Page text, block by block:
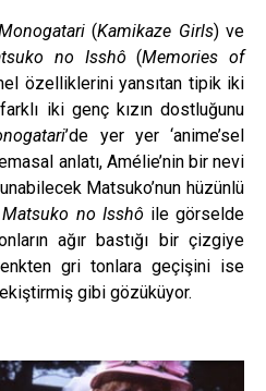
(Kamikaze Girls) ve
no Isshô (Memories of
özelliklerini yansıtan tipik iki
iki genç kızın dostluğunu
’de yer yer ‘anime’sel
anlatı, Amélie’nin bir nevi
Matsuko’nun hüzünlü
no Isshô ile görselde
ağır bastığı bir çizgiye
gri tonlara geçişini ise
gibi gözüküyor.